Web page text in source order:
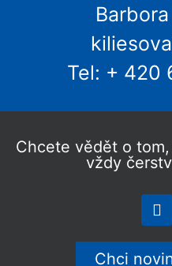
Tel: + 420
Chcete vědět o
vždy
Chci